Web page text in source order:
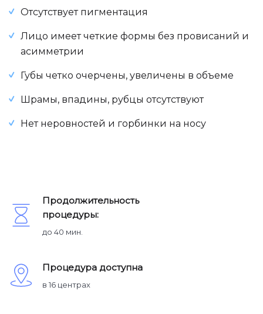
Отсутствует пигментация
Лицо имеет четкие формы без провисаний и
асимметрии
Губы четко очерчены, увеличены в объеме
Шрамы, впадины, рубцы отсутствуют
Нет неровностей и горбинки на носу
Продолжительность
процедуры:
до 40 мин.
Процедура доступна
в 16 центрах